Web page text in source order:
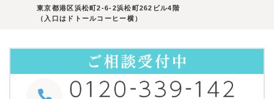
東京都港区浜松町2-6-2浜松町262ビル4階
（入口はドトールコーヒー横）